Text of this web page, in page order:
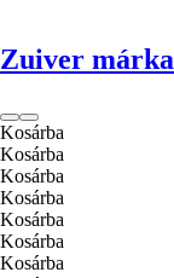
Zuiver márka
Kosárba
Kosárba
Kosárba
Kosárba
Kosárba
Kosárba
Kosárba